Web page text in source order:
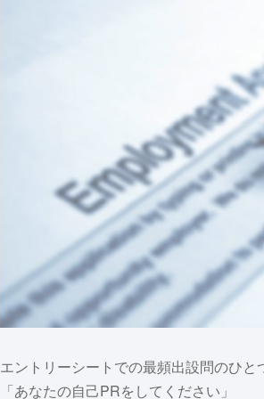
エントリーシートでの最頻出設問のひと
「あなたの自己PRをしてください」